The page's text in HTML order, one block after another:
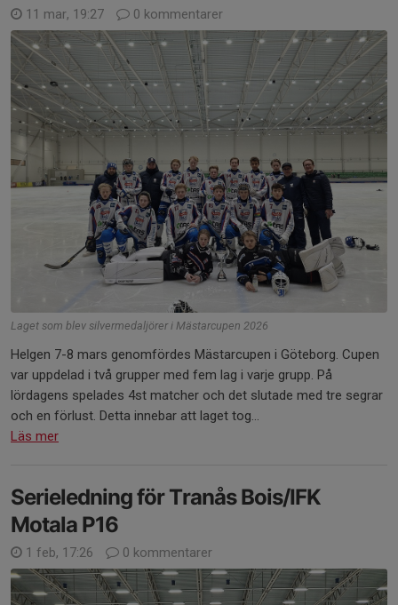
11 mar, 19:27 0 kommentarer
Laget som blev silvermedaljörer i Mästarcupen 2026
Helgen 7-8 mars genomfördes Mästarcupen i Göteborg. Cupen
var uppdelad i två grupper med fem lag i varje grupp. På
lördagens spelades 4st matcher och det slutade med tre segrar
och en förlust. Detta innebar att laget tog...
Läs mer
Serieledning för Tranås Bois/IFK
Motala P16
1 feb, 17:26 0 kommentarer